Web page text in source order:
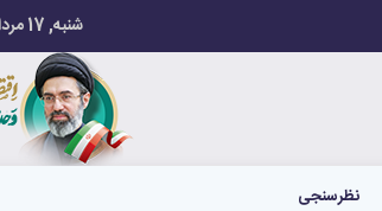
شنبه, 17 مرداد 1405
نظرسنجی